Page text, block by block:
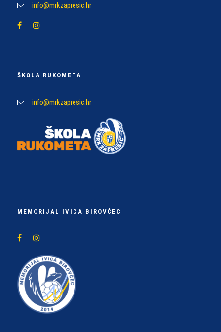
info@mrkzapresic.hr
ŠKOLA RUKOMETA
info@mrkzapresic.hr
MEMORIJAL IVICA BIROVČEC